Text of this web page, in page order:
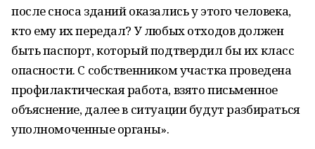
после сноса зданий оказались у этого человека,
кто ему их передал? У любых отходов должен
быть паспорт, который подтвердил бы их класс
опасности. С собственником участка проведена
профилактическая работа, взято письменное
объяснение, далее в ситуации будут разбираться
уполномоченные органы».